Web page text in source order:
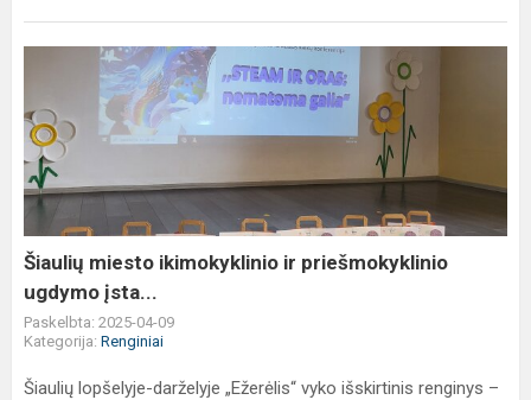
ikimokyklinio
ir
priešmokyklinio
ugdymo
įsta...
Šiaulių miesto ikimokyklinio ir priešmokyklinio
ugdymo įsta...
Paskelbta: 2025-04-09
Kategorija: Renginiai
Šiaulių lopšelyje-darželyje „Ežerėlis“ vyko išskirtinis renginys –